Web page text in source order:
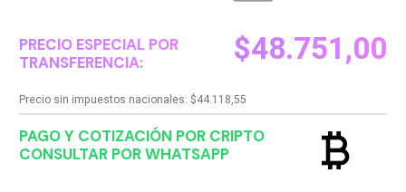
PRECIO ESPECIAL POR
TRANSFERENCIA:
$48.751,00
Precio sin impuestos nacionales: $44.118,55
PAGO Y COTIZACIÓN POR CRIPTO
CONSULTAR POR WHATSAPP
currency_bitcoin